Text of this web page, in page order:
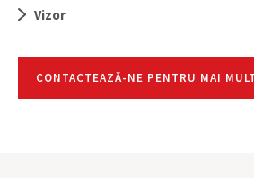
Vizor
CONTACTEAZĂ-NE PENTRU MAI